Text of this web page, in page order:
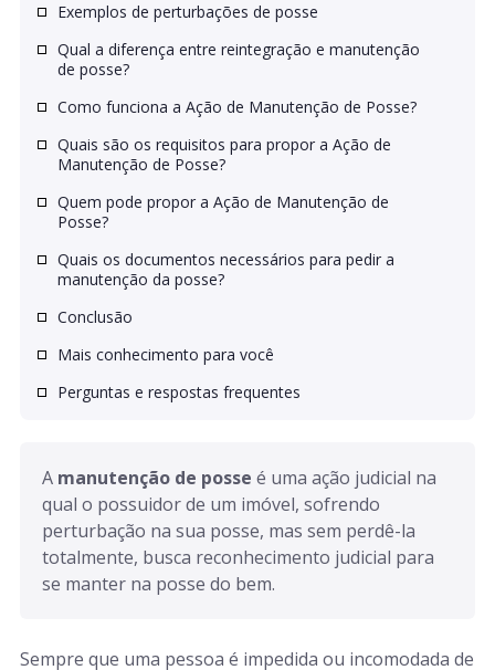
Exemplos de perturbações de posse
Qual a diferença entre reintegração e manutenção
de posse?
Como funciona a Ação de Manutenção de Posse?
Quais são os requisitos para propor a Ação de
Manutenção de Posse?
Quem pode propor a Ação de Manutenção de
Posse?
Quais os documentos necessários para pedir a
manutenção da posse?
Conclusão
Mais conhecimento para você
Perguntas e respostas frequentes
A manutenção de posse é uma ação judicial na
qual o possuidor de um imóvel, sofrendo
perturbação na sua posse, mas sem perdê-la
totalmente, busca reconhecimento judicial para
se manter na posse do bem.
Sempre que uma pessoa é impedida ou incomodada de